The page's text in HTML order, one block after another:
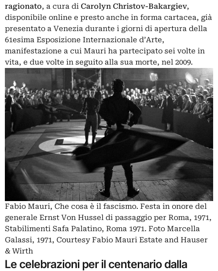
ragionato, a cura di Carolyn Christov-Bakargiev,
disponibile online e presto anche in forma cartacea, già
presentato a Venezia durante i giorni di apertura della
61esima Esposizione Internazionale d’Arte,
manifestazione a cui Mauri ha partecipato sei volte in
vita, e due volte in seguito alla sua morte, nel 2009.
Fabio Mauri, Che cosa è il fascismo. Festa in onore del
generale Ernst Von Hussel di passaggio per Roma, 1971,
Stabilimenti Safa Palatino, Roma 1971. Foto Marcella
Galassi, 1971, Courtesy Fabio Mauri Estate and Hauser
& Wirth
Le celebrazioni per il centenario dalla